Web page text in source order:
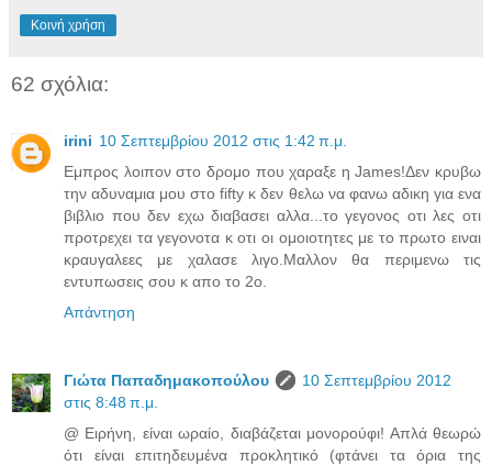
Κοινή χρήση
62 σχόλια:
irini 10 Σεπτεμβρίου 2012 στις 1:42 π.μ.
Εμπρος λοιπον στο δρομο που χαραξε η James!Δεν κρυβω
την αδυναμια μου στο fifty κ δεν θελω να φανω αδικη για ενα
βιβλιο που δεν εχω διαβασει αλλα...το γεγονος οτι λες οτι
προτρεχει τα γεγονοτα κ οτι οι ομοιοτητες με το πρωτο ειναι
κραυγαλεες με χαλασε λιγο.Μαλλον θα περιμενω τις
εντυπωσεις σου κ απο το 2ο.
Απάντηση
Γιώτα Παπαδημακοπούλου
10 Σεπτεμβρίου 2012
στις 8:48 π.μ.
@ Ειρήνη, είναι ωραίο, διαβάζεται μονορούφι! Απλά θεωρώ
ότι είναι επιτηδευμένα προκλητικό (φτάνει τα όρια της